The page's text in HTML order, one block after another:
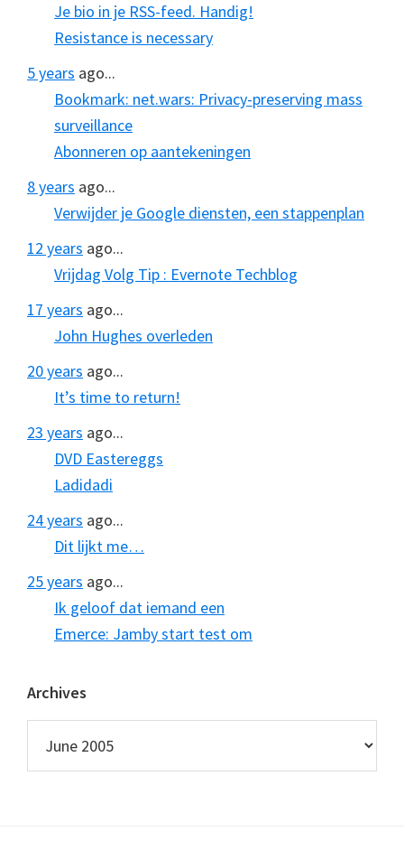
Je bio in je RSS-feed. Handig!
Resistance is necessary
5 years ago...
Bookmark: net.wars: Privacy-preserving mass
surveillance
Abonneren op aantekeningen
8 years ago...
Verwijder je Google diensten, een stappenplan
12 years ago...
Vrijdag Volg Tip : Evernote Techblog
17 years ago...
John Hughes overleden
20 years ago...
It’s time to return!
23 years ago...
DVD Eastereggs
Ladidadi
24 years ago...
Dit lijkt me…
25 years ago...
Ik geloof dat iemand een
Emerce: Jamby start test om
Archives